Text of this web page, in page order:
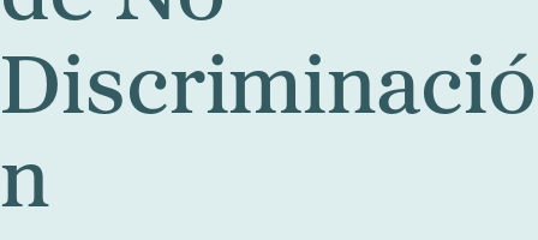
Discriminació
n